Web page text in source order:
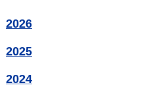
2026
2025
2024